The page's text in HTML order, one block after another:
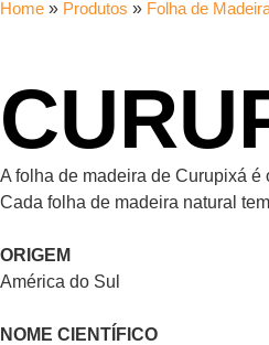
Home » Produtos » Folha de
A folha de madeira de Curupixá
Cada folha de madeira natural
ORIGEM
América do Sul
NOME CIENTÍFICO